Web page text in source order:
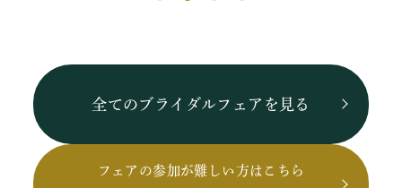
全てのブライダルフェアを見る
フェアの参加が難しい方はこちら